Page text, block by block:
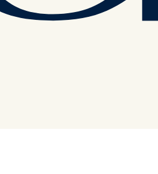
yetenekli bir sanatçının boyadığı